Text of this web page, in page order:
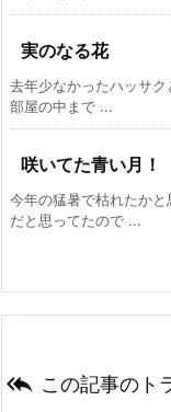
実のなる花
去年少なかったハッサ
部屋の中まで ...
咲いてた青い月！
今年の猛暑で枯れたか
だと思ってたので ...
 この記事のト